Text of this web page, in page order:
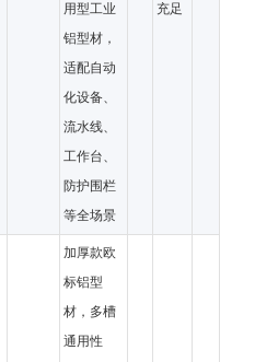
用型工业
铝型材，
适配自动
化设备、
流水线、
工作台、
防护围栏
等全场景
充足
加厚款欧
标铝型
材，多槽
通用性